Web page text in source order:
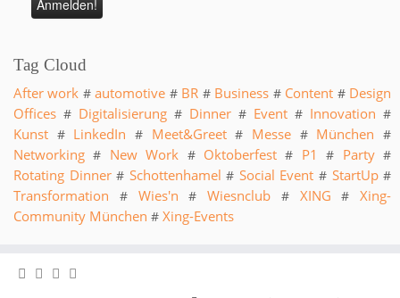
Tag Cloud
After work #automotive # BR # Business # Content # Design
Offices # Digitalisierung # Dinner # Event # Innovation #
Kunst # LinkedIn # Meet&Greet# Messe # München #
Networking # New Work # Oktoberfest # P1 # Party#
Rotating Dinner# Schottenhamel # Social Event # StartUp#
Transformation # Wies'n # Wiesnclub # XING # Xing-
Community München # Xing-Events